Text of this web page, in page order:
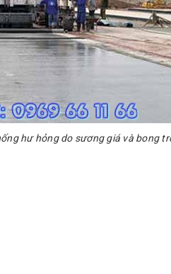
hư hỏng do sương giá và bong